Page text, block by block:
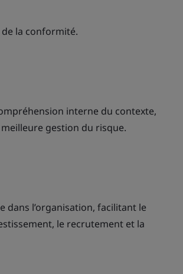
la conformité.
interne du contexte,
gestion du risque.
dans l’organisation, facilitant le
le recrutement et la